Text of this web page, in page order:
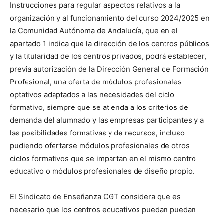
Instrucciones para regular aspectos relativos a la
organización y al funcionamiento del curso 2024/2025 en
la Comunidad Autónoma de Andalucía, que en el
apartado 1 indica que la dirección de los centros públicos
y la titularidad de los centros privados, podrá establecer,
previa autorización de la Dirección General de Formación
Profesional, una oferta de módulos profesionales
optativos adaptados a las necesidades del ciclo
formativo, siempre que se atienda a los criterios de
demanda del alumnado y las empresas participantes y a
las posibilidades formativas y de recursos, incluso
pudiendo ofertarse módulos profesionales de otros
ciclos formativos que se impartan en el mismo centro
educativo o módulos profesionales de diseño propio.
El Sindicato de Enseñanza CGT considera que es
necesario que los centros educativos puedan puedan